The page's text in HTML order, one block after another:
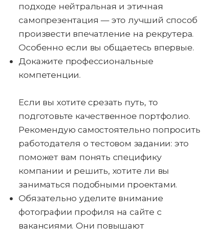
подходе нейтральная и этичная
самопрезентация — это лучший способ
произвести впечатление на рекрутера.
Особенно если вы общаетесь впервые.
Докажите профессиональные
компетенции.
Если вы хотите срезать путь, то
подготовьте качественное портфолио.
Рекомендую самостоятельно попросить
работодателя о тестовом задании: это
поможет вам понять специфику
компании и решить, хотите ли вы
заниматься подобными проектами.
Обязательно уделите внимание
фотографии профиля на сайте с
вакансиями. Они повышают